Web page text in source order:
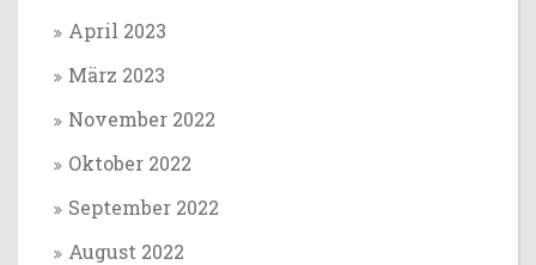
April 2023
März 2023
November 2022
Oktober 2022
September 2022
August 2022